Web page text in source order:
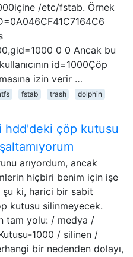
/etc/fstab. Örnek
0 0 Ancak bu
id=1000Çöp
izin verir …
fstab trash dolphin
hdd'deki çöp kutusu
arıyordum, ancak
hiçbiri benim için işe
şu ki, harici bir sabit
kutusu silinmeyecek.
tam yolu: / medya /
1000 / silinen /
bir nedenden dolayı,